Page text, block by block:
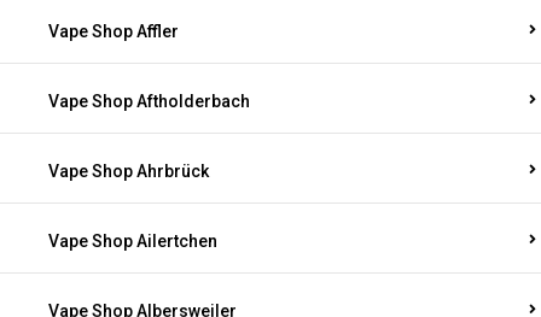
Vape Shop Affler
Vape Shop Aftholderbach
Vape Shop Ahrbrück
Vape Shop Ailertchen
Vape Shop Albersweiler